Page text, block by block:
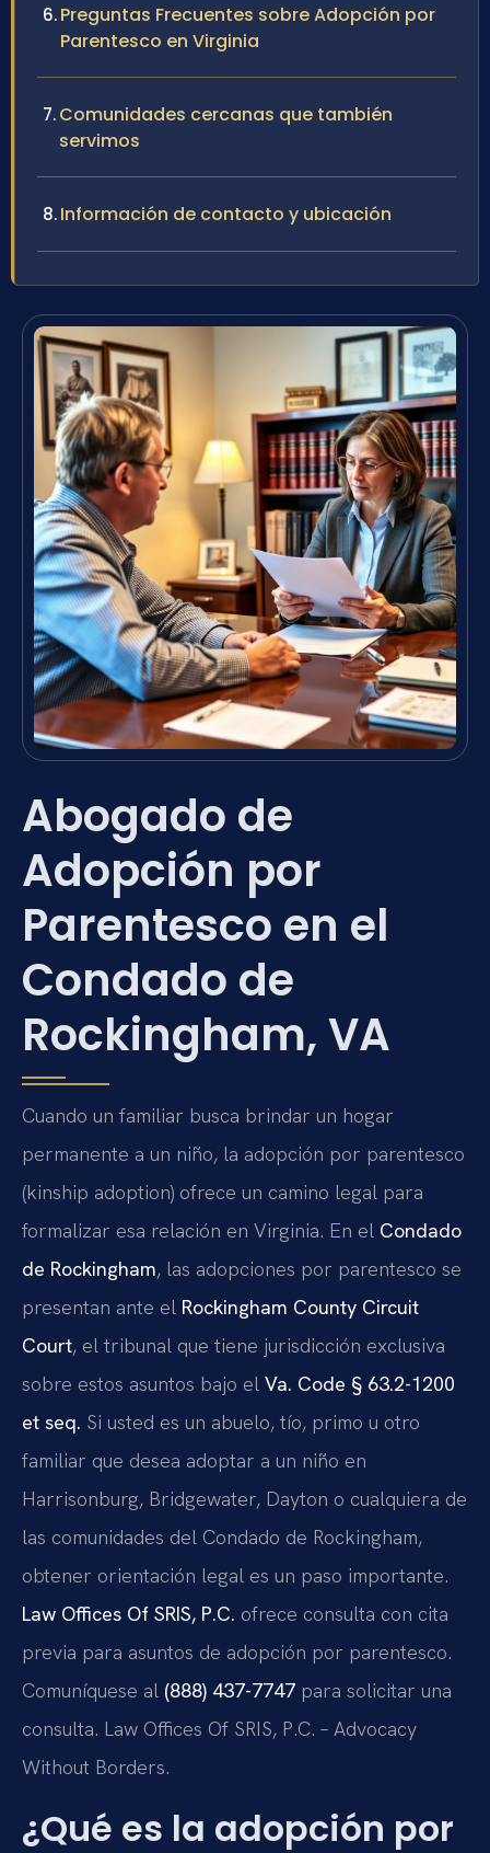
Preguntas Frecuentes sobre Adopción por
Parentesco en Virginia
Comunidades cercanas que también
servimos
Información de contacto y ubicación
Abogado de
Adopción por
Parentesco en el
Condado de
Rockingham, VA
Cuando un familiar busca brindar un hogar
permanente a un niño, la adopción por parentesco
(kinship adoption) ofrece un camino legal para
formalizar esa relación en Virginia. En el Condado
de Rockingham, las adopciones por parentesco se
presentan ante el Rockingham County Circuit
Court, el tribunal que tiene jurisdicción exclusiva
sobre estos asuntos bajo el Va. Code § 63.2-1200
et seq. Si usted es un abuelo, tío, primo u otro
familiar que desea adoptar a un niño en
Harrisonburg, Bridgewater, Dayton o cualquiera de
las comunidades del Condado de Rockingham,
obtener orientación legal es un paso importante.
Law Offices Of SRIS, P.C. ofrece consulta con cita
previa para asuntos de adopción por parentesco.
Comuníquese al (888) 437-7747 para solicitar una
consulta. Law Offices Of SRIS, P.C. – Advocacy
Without Borders.
¿Qué es la adopción por